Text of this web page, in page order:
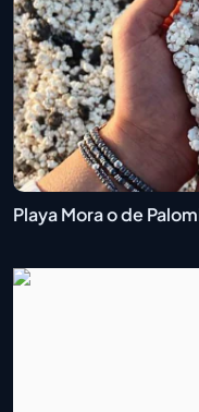
Playa Mora o de